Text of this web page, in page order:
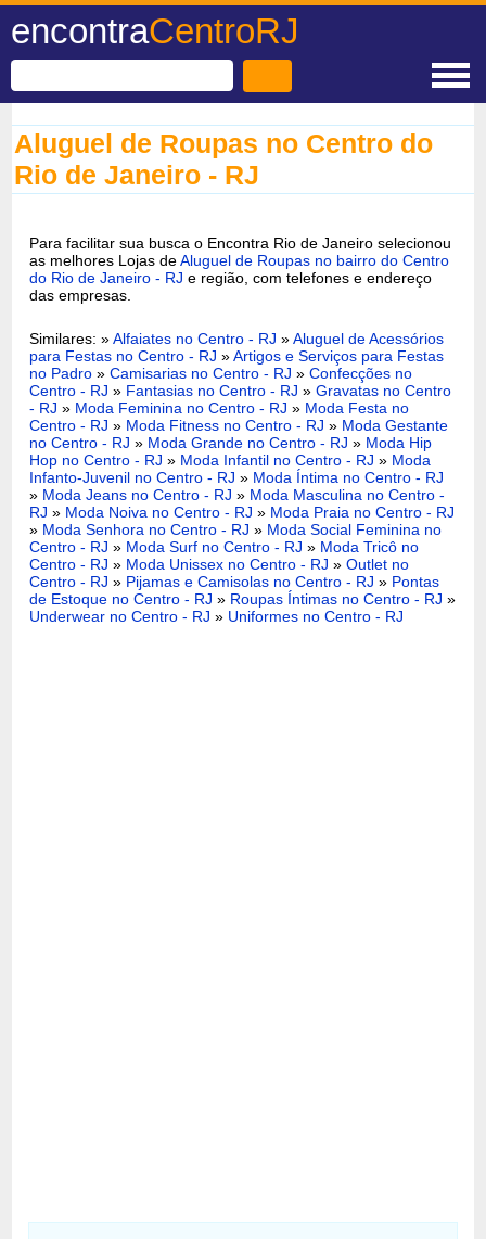
encontraCentroRJ
Aluguel de Roupas no Centro do
Rio de Janeiro - RJ
Para facilitar sua busca o Encontra Rio de Janeiro selecionou
as melhores Lojas deAluguel de Roupas no bairro do Centro
do Rio de Janeiro - RJ e região, com telefones e endereço
das empresas.
Similares: »Alfaiates no Centro - RJ »Aluguel de Acessórios
para Festas no Centro - RJ »Artigos e Serviços para Festas
no Padro »Camisarias no Centro - RJ »Confecções no
Centro - RJ » Fantasias no Centro - RJ »Gravatas no Centro
- RJ » Moda Feminina no Centro - RJ » Moda Festa no
Centro - RJ » Moda Fitness no Centro - RJ » Moda Gestante
no Centro - RJ » Moda Grande no Centro - RJ » Moda Hip
Hop no Centro - RJ » Moda Infantil no Centro - RJ » Moda
Infanto-Juvenil no Centro - RJ » Moda Íntima no Centro - RJ
» Moda Jeans no Centro - RJ » Moda Masculina no Centro -
RJ » Moda Noiva no Centro - RJ » Moda Praia no Centro - RJ
» Moda Senhora no Centro - RJ » Moda Social Feminina no
Centro - RJ » Moda Surf no Centro - RJ » Moda Tricô no
Centro - RJ » Moda Unissex no Centro - RJ »Outlet no
Centro - RJ » Pijamas e Camisolas no Centro - RJ » Pontas
de Estoque no Centro - RJ » Roupas Íntimas no Centro - RJ »
Underwear no Centro - RJ » Uniformes no Centro - RJ